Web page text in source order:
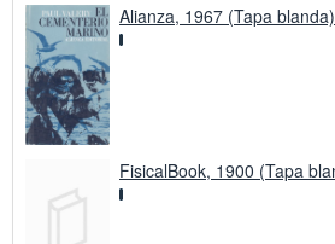
Alianza, 1967 (Tapa blanda)
FisicalBook, 1900 (Tapa